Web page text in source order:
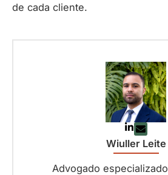
de cada cliente.
Wiuller Leite
Advogado